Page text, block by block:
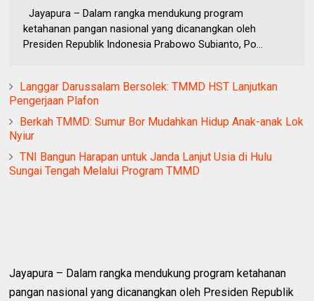
Jayapura – Dalam rangka mendukung program
ketahanan pangan nasional yang dicanangkan oleh
Presiden Republik Indonesia Prabowo Subianto, Po...
Langgar Darussalam Bersolek: TMMD HST Lanjutkan
Pengerjaan Plafon
Berkah TMMD: Sumur Bor Mudahkan Hidup Anak-anak Lok
Nyiur
TNI Bangun Harapan untuk Janda Lanjut Usia di Hulu
Sungai Tengah Melalui Program TMMD
Jayapura – Dalam rangka mendukung program ketahanan
pangan nasional yang dicanangkan oleh Presiden Republik